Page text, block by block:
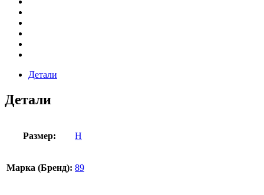
Детали
Детали
Размер: Н
Марка (Бренд): 89